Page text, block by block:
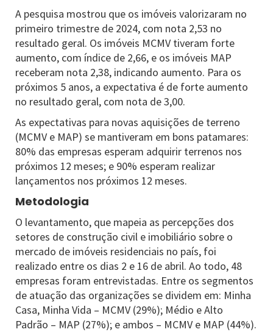
A pesquisa mostrou que os imóveis valorizaram no
primeiro trimestre de 2024, com nota 2,53 no
resultado geral. Os imóveis MCMV tiveram forte
aumento, com índice de 2,66, e os imóveis MAP
receberam nota 2,38, indicando aumento. Para os
próximos 5 anos, a expectativa é de forte aumento
no resultado geral, com nota de 3,00.
As expectativas para novas aquisições de terreno
(MCMV e MAP) se mantiveram em bons patamares:
80% das empresas esperam adquirir terrenos nos
próximos 12 meses; e 90% esperam realizar
lançamentos nos próximos 12 meses.
Metodologia
O levantamento, que mapeia as percepções dos
setores de construção civil e imobiliário sobre o
mercado de imóveis residenciais no país, foi
realizado entre os dias 2 e 16 de abril. Ao todo, 48
empresas foram entrevistadas. Entre os segmentos
de atuação das organizações se dividem em: Minha
Casa, Minha Vida – MCMV (29%); Médio e Alto
Padrão – MAP (27%); e ambos – MCMV e MAP (44%).